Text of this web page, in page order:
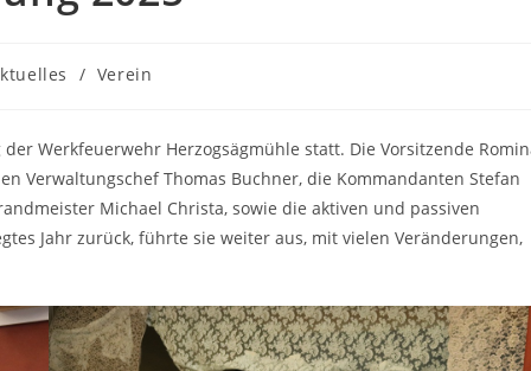
/ Verein
Werkfeuerwehr Herzogsägmühle statt. Die Vorsitzende
Verwaltungschef Thomas Buchner, die Kommandanten Stefan
Michael Christa, sowie die aktiven und passiven
Jahr zurück, führte sie weiter aus, mit vielen Veränderungen,